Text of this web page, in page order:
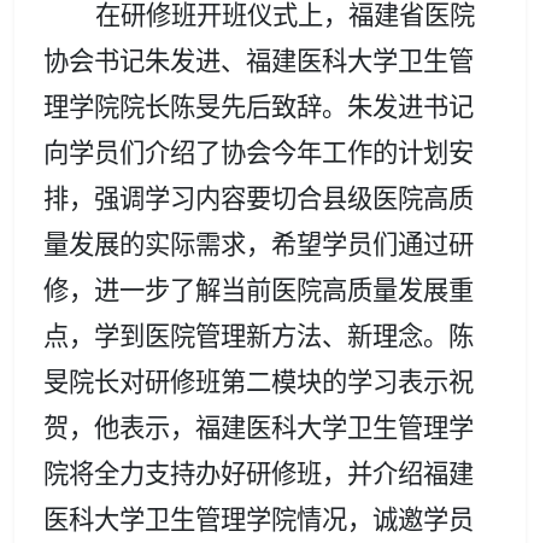
在研修班开班仪式上， 福建省医院
协会书记朱发进、福建医科大学卫生管
理学院院长陈旻先后致辞。 朱发进书记
向学员们介绍了协会今年工作的计划安
排，强调学习内容要切合县级医院高质
量发展的实际需求， 希望学员们通过研
修， 进一步了解当前医 院高质量发展重
点，学到医院管理新方法、新理念。
陈
旻院长对研修班第二模块的学习表示祝
贺，他表示，福建医科大学卫生管理学
院将全力支持办好研修班，并介绍福建
医科大学卫生管理学院情况，诚邀学员